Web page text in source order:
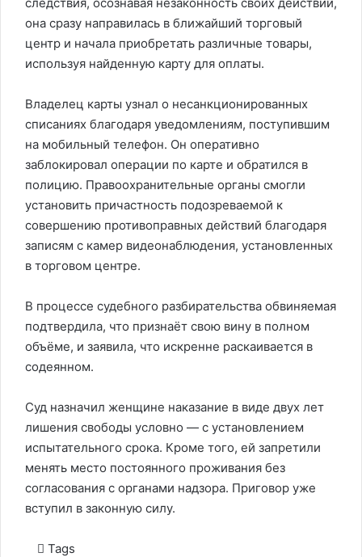
она сразу направилась в ближайший торговый
центр и начала приобретать различные товары,
используя найденную карту для оплаты.
Владелец карты узнал о несанкционированных
списаниях благодаря уведомлениям, поступившим
на мобильный телефон. Он оперативно
заблокировал операции по карте и обратился в
полицию. Правоохранительные органы смогли
установить причастность подозреваемой к
совершению противоправных действий благодаря
записям с камер видеонаблюдения, установленных
в торговом центре.
В процессе судебного разбирательства обвиняемая
подтвердила, что признаёт свою вину в полном
объёме, и заявила, что искренне раскаивается в
содеянном.
Суд назначил женщине наказание в виде двух лет
лишения свободы условно — с установлением
испытательного срока. Кроме того, ей запретили
менять место постоянного проживания без
согласования с органами надзора. Приговор уже
вступил в законную силу.
Tags